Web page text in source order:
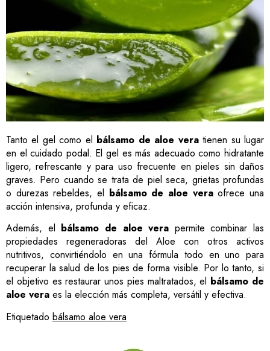
Tanto el gel como el bálsamo de aloe veratienen su lugar
en el cuidado podal. El gel es más adecuado como hidratante
ligero, refrescante y para uso frecuente en pieles sin daños
graves. Pero cuando se trata de piel seca, grietas profundas
o durezas rebeldes, el bálsamo de aloe veraofrece una
acción intensiva, profunda y eficaz.
Además, el bálsamo de aloe vera permite combinar las
propiedades regeneradoras del Aloe con otros activos
nutritivos, convirtiéndolo en una fórmula todo en uno para
recuperar la salud de los pies de forma visible. Por lo tanto, si
el objetivo es restaurar unos pies maltratados, el bálsamo de
aloe vera es la elección más completa, versátil y efectiva.
Etiquetado bálsamo aloe vera